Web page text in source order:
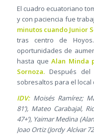
El cuadro ecuatoriano
y con paciencia fue
minutos cuando Junior
tras centro de
oportunidades de
hasta que Alan Minda
Sornoza.Después del
sobresaltos para el local
IDV:Moisés Ramírez;
81’), Mateo Carabajal,
47+’), Yaimar Medina
Joao Ortiz (Jordy Alcívar